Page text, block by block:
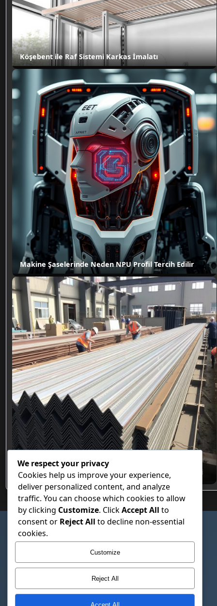
Köşebent ile Raf Sistemi Karkas İmalatı
Makine Şaselerinde Neden NPU Profil Tercih Edilir
Özel Hadve Tasarımlı Beton Altı Trapez Sac Modelleri
SAYFALAR
Çerez Politikası
Gizlilik Politikası
Hakkımızda
We respect your privacy
Cookies help us improve your experience,
deliver personalized content, and analyze
traffic. You can choose which cookies to allow
by clicking Customize. ClickAccept All to
consent or Reject All to decline non-essential
cookies.
Customize
Reject All
Accept All